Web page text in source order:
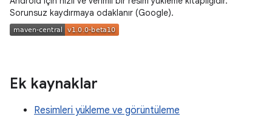
Sorunsuz kaydırmaya odaklanır (Google).
Ek kaynaklar
Resimleri yükleme ve görüntüleme